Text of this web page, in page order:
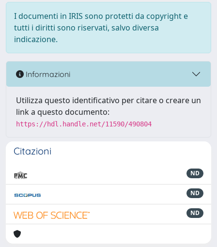
I documenti in IRIS sono protetti da copyright e
tutti i diritti sono riservati, salvo diversa
indicazione.
Informazioni
Utilizza questo identificativo per citare o creare un
link a questo documento:
https://hdl.handle.net/11590/490804
Citazioni
ND
ND
ND